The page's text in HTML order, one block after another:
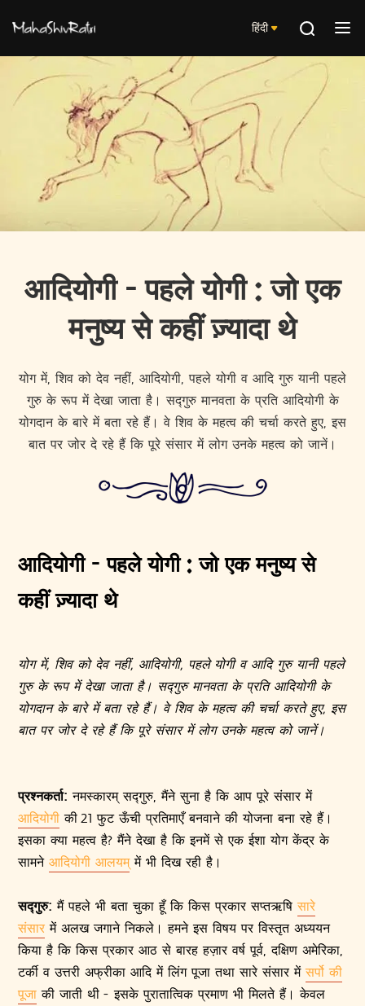
हिंदी
आदियोगी - पहले योगी : जो एक
मनुष्य से कहीं ज़्यादा थे
योग में, शिव को देव नहीं, आदियोगी, पहले योगी व आदि गुरु यानी पहले
गुरु के रूप में देखा जाता है। सद्गुरु मानवता के प्रति आदियोगी के
योगदान के बारे में बता रहे हैं। वे शिव के महत्व की चर्चा करते हुए, इस
बात पर जोर दे रहे हैं कि पूरे संसार में लोग उनके महत्व को जानें।
आदियोगी - पहले योगी : जो एक मनुष्य से
कहीं ज़्यादा थे
योग में, शिव को देव नहीं, आदियोगी, पहले योगी व आदि गुरु यानी पहले
गुरु के रूप में देखा जाता है। सद्गुरु मानवता के प्रति आदियोगी के
योगदान के बारे में बता रहे हैं। वे शिव के महत्व की चर्चा करते हुए, इस
बात पर जोर दे रहे हैं कि पूरे संसार में लोग उनके महत्व को जानें।
प्रश्नकर्ता: नमस्कारम् सद्गुरु, मैंने सुना है कि आप पूरे संसार में
आदियोगी की 21 फुट ऊँची प्रतिमाएँ बनवाने की योजना बना रहे हैं।
इसका क्या महत्व है? मैंने देखा है कि इनमें से एक ईशा योग केंद्र के
सामनेआदियोगी आलयम्में भी दिख रही है।
सद्गुरु: मैं पहले भी बता चुका हूँ कि किस प्रकार सप्तऋषिसारे
संसार में अलख जगाने निकले। हमने इस विषय पर विस्तृत अध्ययन
किया है कि किस प्रकार आठ से बारह हज़ार वर्ष पूर्व, दक्षिण अमेरिका,
टर्की व उत्तरी अफ्रीका आदि में लिंग पूजा तथा सारे संसार मेंसर्पो की
पूजा की जाती थी - इसके पुरातात्विक प्रमाण भी मिलते हैं। केवल